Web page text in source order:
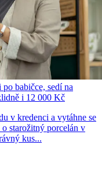
babičce, sedí na
i 12 000 Kč
v kredenci a vytáhne se
starožitný porcelán v
kus...